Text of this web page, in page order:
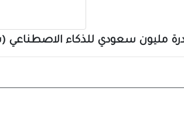
مليون سعودي للذكاء